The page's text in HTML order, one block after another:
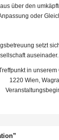
über den
oder
setzt
auseinader.
in
1220 Wien,